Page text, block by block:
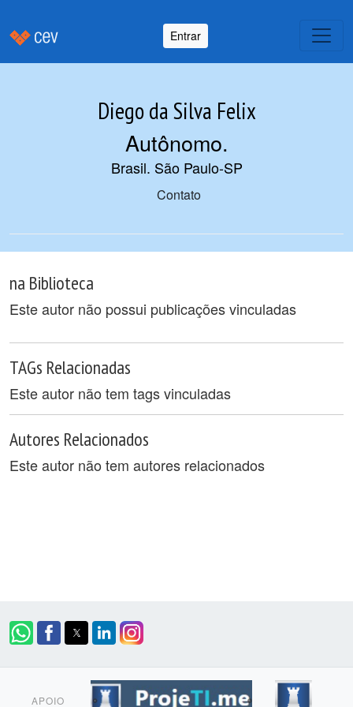
Entrar
Diego da Silva Felix
Autônomo.
Brasil. São Paulo-SP
Contato
na Biblioteca
Este autor não possui publicações vinculadas
TAGs Relacionadas
Este autor não tem tags vinculadas
Autores Relacionados
Este autor não tem autores relacionados
APOIO